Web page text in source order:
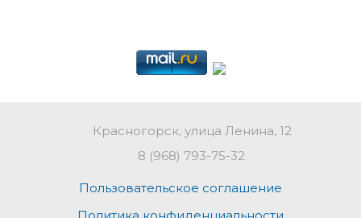
Красногорск, улица Ленина, 12
8 (968) 793-75-32
Пользовательское соглашение
Политика конфиденциальности